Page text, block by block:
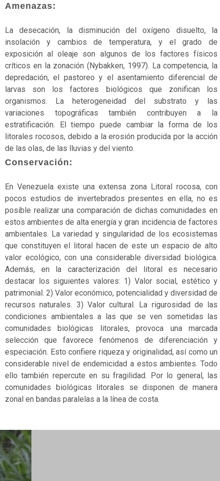
Amenazas:
La desecación, la disminución del oxígeno disuelto, la
insolación y cambios de temperatura, y el grado de
exposición al oleaje son algunos de los factores físicos
críticos en la zonación (Nybakken, 1997). La competencia, la
depredación, el pastoreo y el asentamiento diferencial de
larvas son los factores biológicos que zonifican los
organismos. La heterogeneidad del substrato y las
variaciones topográficas también contribuyen a la
estratificación. El tiempo puede cambiar la forma de los
litorales rocosos, debido a la erosión producida por la acción
de las olas, de las lluvias y del viento.
Conservación:
En Venezuela existe una extensa zona Litoral rocosa, con
pocos estudios de invertebrados presentes en ella, no es
posible realizar una comparación de dichas comunidades en
estos ambientes de alta energía y gran incidencia de factores
ambientales. La variedad y singularidad de los ecosistemas
que constituyen el litoral hacen de este un espacio de alto
valor ecológico, con una considerable diversidad biológica.
Además, en la caracterización del litoral es necesario
destacar los siguientes valores: 1) Valor social, estético y
patrimonial. 2) Valor económico, potencialidad y diversidad de
recursos naturales. 3) Valor cultural. La rigurosidad de las
condiciones ambientales a las que se ven sometidas las
comunidades biológicas litorales, provoca una marcada
selección que favorece fenómenos de diferenciación y
especiación. Esto confiere riqueza y originalidad, así como un
considerable nivel de endemicidad a estos ambientes. Todo
ello también repercute en su fragilidad. Por lo general, las
comunidades biológicas litorales se disponen de manera
zonal en bandas paralelas a la línea de costa.